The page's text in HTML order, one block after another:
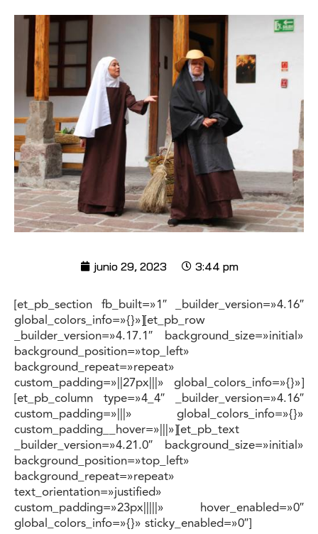
junio 29, 2023 3:44 pm
[et_pb_section fb_built=»1″ _builder_version=»4.16″
global_colors_info=»{}»][et_pb_row
_builder_version=»4.17.1″ background_size=»initial»
background_position=»top_left»
background_repeat=»repeat»
custom_padding=»||27px|||» global_colors_info=»{}»]
[et_pb_column type=»4_4″ _builder_version=»4.16″
custom_padding=»|||» global_colors_info=»{}»
custom_padding__hover=»|||»][et_pb_text
_builder_version=»4.21.0″ background_size=»initial»
background_position=»top_left»
background_repeat=»repeat»
text_orientation=»justified»
custom_padding=»23px|||||» hover_enabled=»0″
global_colors_info=»{}» sticky_enabled=»0″]